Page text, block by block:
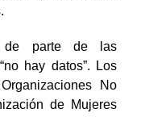
de parte de las
hay datos”. Los
No
de Mujeres